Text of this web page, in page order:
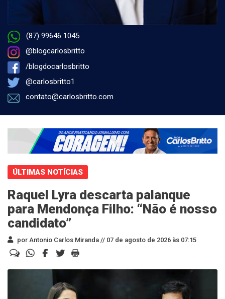
(87) 99646 1045
@blogcarlosbritto
/blogdocarlosbritto
@carlosbritto1
contato@carlosbritto.com
ÚLTIMAS NOTÍCIAS
Raquel Lyra descarta palanque
para Mendonça Filho: “Não é nosso
candidato”
por Antonio Carlos Miranda // 07 de agosto de 2026 às 07:15